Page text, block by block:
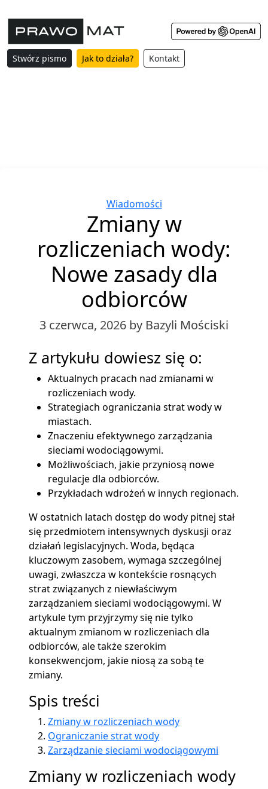
Stwórz pismo Jak to działa? Kontakt
Categories
Wiadomości
Zmiany w
rozliczeniach wody:
Nowe zasady dla
odbiorców
3 czerwca, 2026 by Bazyli Mościski
Z artykułu dowiesz się o:
Aktualnych pracach nad zmianami w
rozliczeniach wody.
Strategiach ograniczania strat wody w
miastach.
Znaczeniu efektywnego zarządzania
sieciami wodociągowymi.
Możliwościach, jakie przyniosą nowe
regulacje dla odbiorców.
Przykładach wdrożeń w innych regionach.
W ostatnich latach dostęp do wody pitnej stał
się przedmiotem intensywnych dyskusji oraz
działań legislacyjnych. Woda, będąca
kluczowym zasobem, wymaga szczególnej
uwagi, zwłaszcza w kontekście rosnących
strat związanych z niewłaściwym
zarządzaniem sieciami wodociągowymi. W
artykule tym przyjrzymy się nie tylko
aktualnym zmianom w rozliczeniach dla
odbiorców, ale także szerokim
konsekwencjom, jakie niosą za sobą te
zmiany.
Spis treści
Zmiany w rozliczeniach wody
Ograniczanie strat wody
Zarządzanie sieciami wodociągowymi
Zmiany w rozliczeniach wody